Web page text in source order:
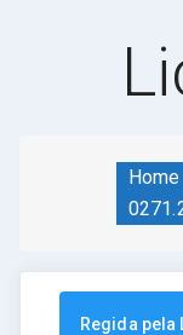
Home
Regida pela